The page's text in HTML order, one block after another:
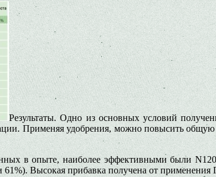
Результаты. Одно из основных ус­ловий
Применяя удобрения, можно повысить
в опыте, наиболее эф­фективными были
61%). Высокая прибавка полу­чена от